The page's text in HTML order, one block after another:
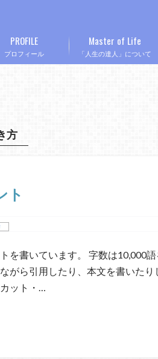
プロフィール
PROFILE
「人生の達人」について
Master of Life
方
ト
を書いています。 字数は10,000語
がら引用したり、本文を書いたり
ット・…